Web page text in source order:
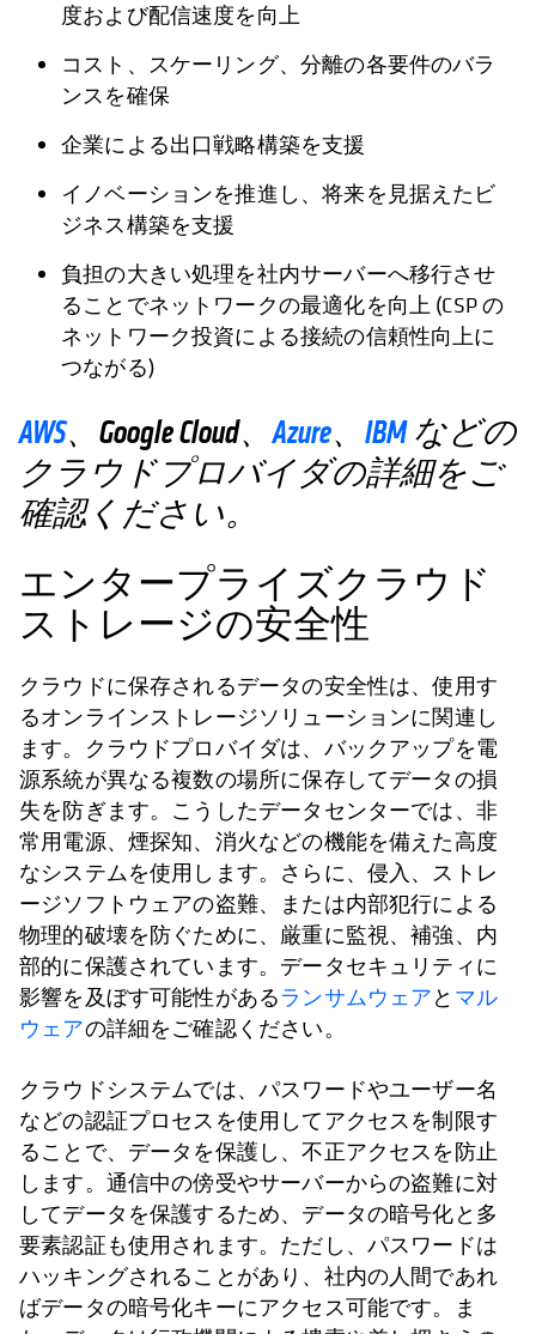
度および配信速度を向上
コスト、スケーリング、分離の各要件のバラ
ンスを確保
企業による出口戦略構築を支援
イノベーションを推進し、将来を見据えたビ
ジネス構築を支援
負担の大きい処理を社内サーバーへ移行させ
ることでネットワークの最適化を向上 (CSP の
ネットワーク投資による接続の信頼性向上に
つながる)
AWS、Google Cloud、Azure、 IBMなどの
クラウドプロバイダの詳細をご
確認ください。
エンタープライズクラウド
ストレージの安全性
クラウドに保存されるデータの安全性は、使用す
るオンラインストレージソリューションに関連し
ます。クラウドプロバイダは、バックアップを電
源系統が異なる複数の場所に保存してデータの損
失を防ぎます。こうしたデータセンターでは、非
常用電源、煙探知、消火などの機能を備えた高度
なシステムを使用します。さらに、侵入、ストレ
ージソフトウェアの盗難、または内部犯行による
物理的破壊を防ぐために、厳重に監視、補強、内
部的に保護されています。データセキュリティに
影響を及ぼす可能性があるランサムウェアと マル
ウェアの詳細をご確認ください。
クラウドシステムでは、パスワードやユーザー名
などの認証プロセスを使用してアクセスを制限す
ることで、データを保護し、不正アクセスを防止
します。通信中の傍受やサーバーからの盗難に対
してデータを保護するため、データの暗号化と多
要素認証も使用されます。ただし、パスワードは
ハッキングされることがあり、社内の人間であれ
ばデータの暗号化キーにアクセス可能です。ま